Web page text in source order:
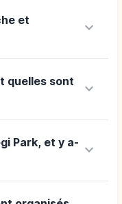
et
keyboard_arrow_down
quelles sont
keyboard_arrow_down
Park, et y a- keyboard_arrow_down